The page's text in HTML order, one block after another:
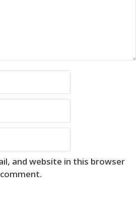
and website in this browser